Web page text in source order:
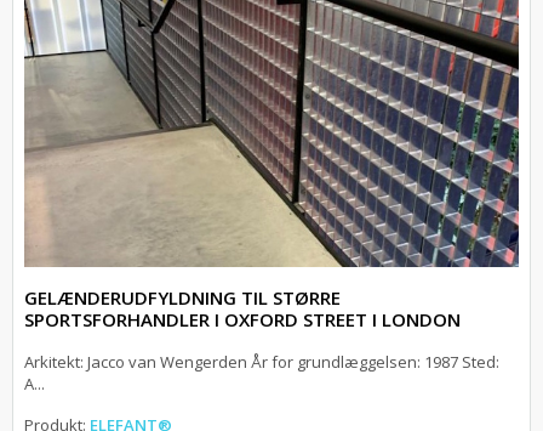
GELÆNDERUDFYLDNING TIL STØRRE
SPORTSFORHANDLER I OXFORD STREET I LONDON
Arkitekt: Jacco van Wengerden År for grundlæggelsen: 1987 Sted:
A...
Produkt: ELEFANT®